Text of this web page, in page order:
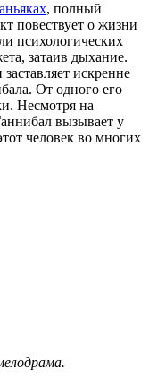
, полный
повествует о жизни
психологических
затаив дыхание.
искренне
От одного его
Несмотря на
вызывает у
человек во многих